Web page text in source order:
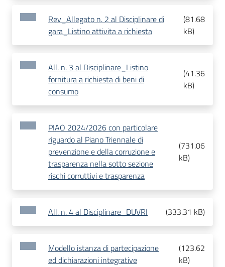
Rev_Allegato n. 2 al Disciplinare di
gara_Listino attivita a richiesta
(81.68
kB)
All. n. 3 al Disciplinare_Listino
fornitura a richiesta di beni di
consumo
(41.36
kB)
PIAO 2024/2026 con particolare
riguardo al Piano Triennale di
prevenzione e della corruzione e
trasparenza nella sotto sezione
rischi corruttivi e trasparenza
(731.06
kB)
All. n. 4 al Disciplinare_DUVRI (333.31 kB)
Modello istanza di partecipazione
ed dichiarazioni integrative
(123.62
kB)